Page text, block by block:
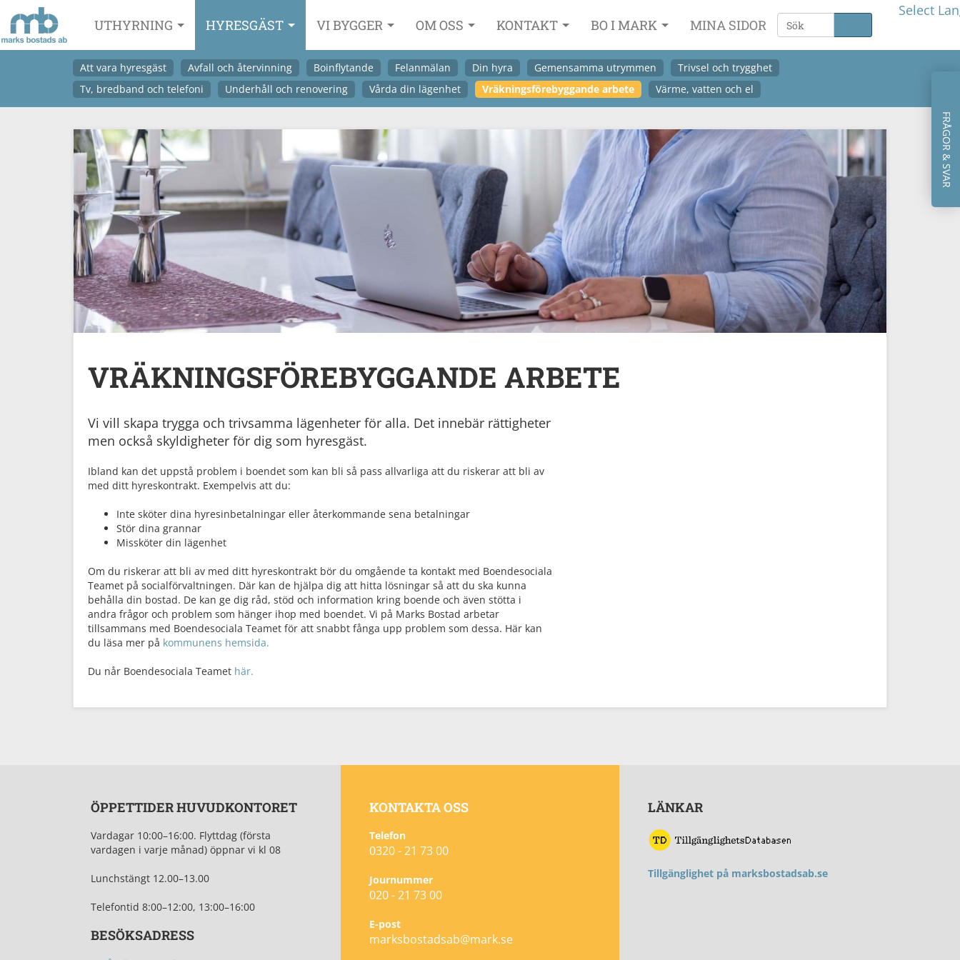
FRÅGOR & SVAR
UTHYRNING HYRESGÄST VI BYGGER OM OSS KONTAKT BO I MARK MINA SIDOR
Select
Att vara hyresgäst Avfall och återvinning Boinflytande Felanmälan Din hyra Gemensamma utrymmen
Trivsel och trygghet
Tv, bredband och telefoni
Underhåll och renovering Vårda din lägenhet Vräkningsförebyggande arbete Värme, vatten och el
VRÄKNINGSFÖREBYGGANDE ARBETE
Vi vill skapa trygga och trivsamma lägenheter för alla. Det innebär rättigheter
men också skyldigheter för dig som hyresgäst.
Ibland kan det uppstå problem i boendet som kan bli så pass allvarliga att du riskerar att bli av
med ditt hyreskontrakt. Exempelvis att du:
Inte sköter dina hyresinbetalningar eller återkommande sena betalningar
Stör dina grannar
Missköter din lägenhet
Om du riskerar att bli av med ditt hyreskontrakt bör du omgående ta kontakt med Boendesociala
Teamet på socialförvaltningen. Där kan de hjälpa dig att hitta lösningar så att du ska kunna
behålla din bostad. De kan ge dig råd, stöd och information kring boende och även stötta i
andra frågor och problem som hänger ihop med boendet. Vi på Marks Bostad arbetar
tillsammans med Boendesociala Teamet för att snabbt fånga upp problem som dessa. Här kan
du läsa mer på kommunens hemsida.
Du når Boendesociala Teamet här.
ÖPPETTIDER HUVUDKONTORET
Vardagar 10:00–16:00. Flyttdag (första
vardagen i varje månad) öppnar vi kl 08
Lunchstängt 12.00–13.00
Telefontid 8:00–12:00, 13:00–16:00
BESÖKSADRESS
KONTAKTA OSS
Telefon
0320 - 21 73 00
Journummer
020 - 21 73 00
E-post
marksbostadsab@mark.se
LÄNKAR
Tillgänglighet på marksbostadsab.se